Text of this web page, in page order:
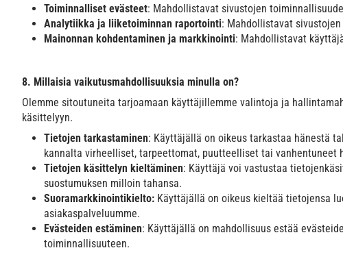
Toiminnalliset evästeet: Mahdollistavat sivustojen
Analytiikka ja liiketoiminnan raportointi: Mahdollistavat
Mainonnan kohdentaminen ja markkinointi: Mahdollistavat
8. Millaisia vaikutusmahdollisuuksia minulla on?
Olemme sitoutuneita tarjoamaan käyttäjillemme valintoja ja
käsittelyyn.
Tietojen tarkastaminen: Käyttäjällä on oikeus tarkastaa hänestä
kannalta virheelliset, tarpeettomat, puutteelliset tai
Tietojen käsittelyn kieltäminen: Käyttäjä voi vastustaa
suostumuksen milloin tahansa.
Suoramarkkinointikielto: Käyttäjällä on oikeus kieltää tietojensa
asiakaspalveluumme.
Evästeiden estäminen: Käyttäjällä on mahdollisuus estää
toiminnallisuuteen.